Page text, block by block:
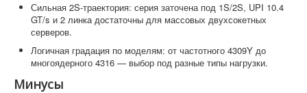
Сильная 2S-траектория: серия заточена под 1S/2S, UPI 10.4
GT/s и 2 линка достаточны для массовых двухсокетных
серверов.
Логичная градация по моделям: от частотного 4309Y до
многоядерного 4316 — выбор под разные типы нагрузки.
Минусы